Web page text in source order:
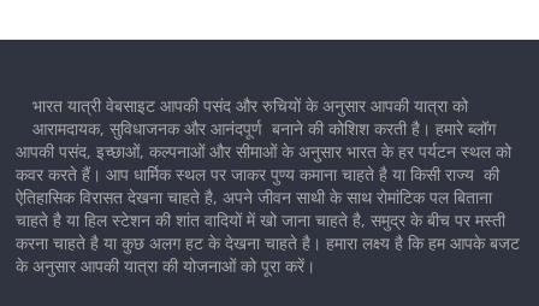
भारत यात्री वेबसाइट आपकी पसंद और रुचियों के अनुसार आपकी यात्रा को
आरामदायक, सुविधाजनक और आनंदपूर्ण बनाने की कोशिश करती है। हमारे ब्लॉग
आपकी पसंद, इच्छाओं, कल्पनाओं और सीमाओं के अनुसार भारत के हर पर्यटन स्थल को
कवर करते हैं। आप धार्मिक स्थल पर जाकर पुण्य कमाना चाहते है या किसी राज्य की
ऐतिहासिक विरासत देखना चाहते है, अपने जीवन साथी के साथ रोमांटिक पल बिताना
चाहते है या हिल स्टेशन की शांत वादियों में खो जाना चाहते है, समुद्र के बीच पर मस्ती
करना चाहते है या कुछ अलग हट के देखना चाहते है। हमारा लक्ष्य है कि हम आपके बजट
के अनुसार आपकी यात्रा की योजनाओं को पूरा करें।